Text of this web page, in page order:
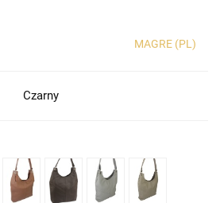
MAGRE (PL)
Czarny